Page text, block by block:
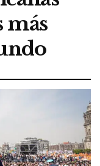
más